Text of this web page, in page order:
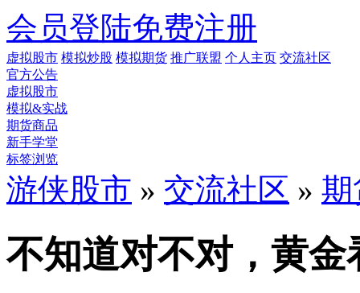
会员登陆免费注册
虚拟股市 模拟炒股 模拟期货 推广联盟 个人主页 交流社区
官方公告
虚拟股市
模拟&实战
期货商品
新手学堂
标签浏览
游侠股市 » 交流社区 » 期
不知道对不对，黄金